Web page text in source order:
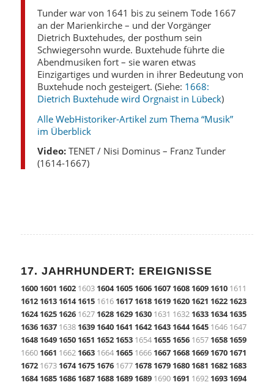
Tunder war von 1641 bis zu seinem Tode 1667
an der Marienkirche – und der Vorgänger
Dietrich Buxtehudes, der posthum sein
Schwiegersohn wurde. Buxtehude führte die
Abendmusiken fort – sie waren etwas
Einzigartiges und wurden in ihrer Bedeutung von
Buxtehude noch gesteigert. (Siehe: 1668:
Dietrich Buxtehude wird Orgnaist in Lübeck)
Alle WebHistoriker-Artikel zum Thema “Musik”
im Überblick
Video:TENET / Nisi Dominus – Franz Tunder
(1614-1667)
17. JAHRHUNDERT: EREIGNISSE
1600 1601 16021603 1604 1605 1606 1607 1608 1609 16101611
1612 1613 1614 16151616 1617 1618 1619 1620 1621 1622 1623
1624 1625 16261627 1628 1629 16301631 1632 1633 1634 1635
1636 16371638 1639 1640 1641 1642 1643 1644 16451646 1647
1648 1649 1650 1651 1652 16531654 1655 16561657 1658 1659
1660 1661 1662 16631664 16651666 1667 1668 1669 1670 1671
16721673 1674 1675 16761677 1678 1679 1680 1681 1682 1683
1684 1685 1686 1687 1688 1689 16891690 1691 1692 1693 1694